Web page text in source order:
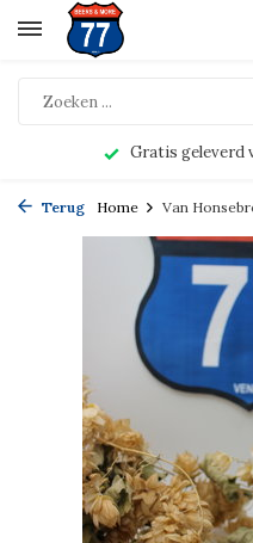
Gratis geleverd
Terug Home Van